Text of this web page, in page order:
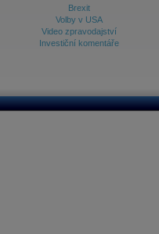
Brexit
Volby v USA
Video zpravodajství
Investiční komentáře